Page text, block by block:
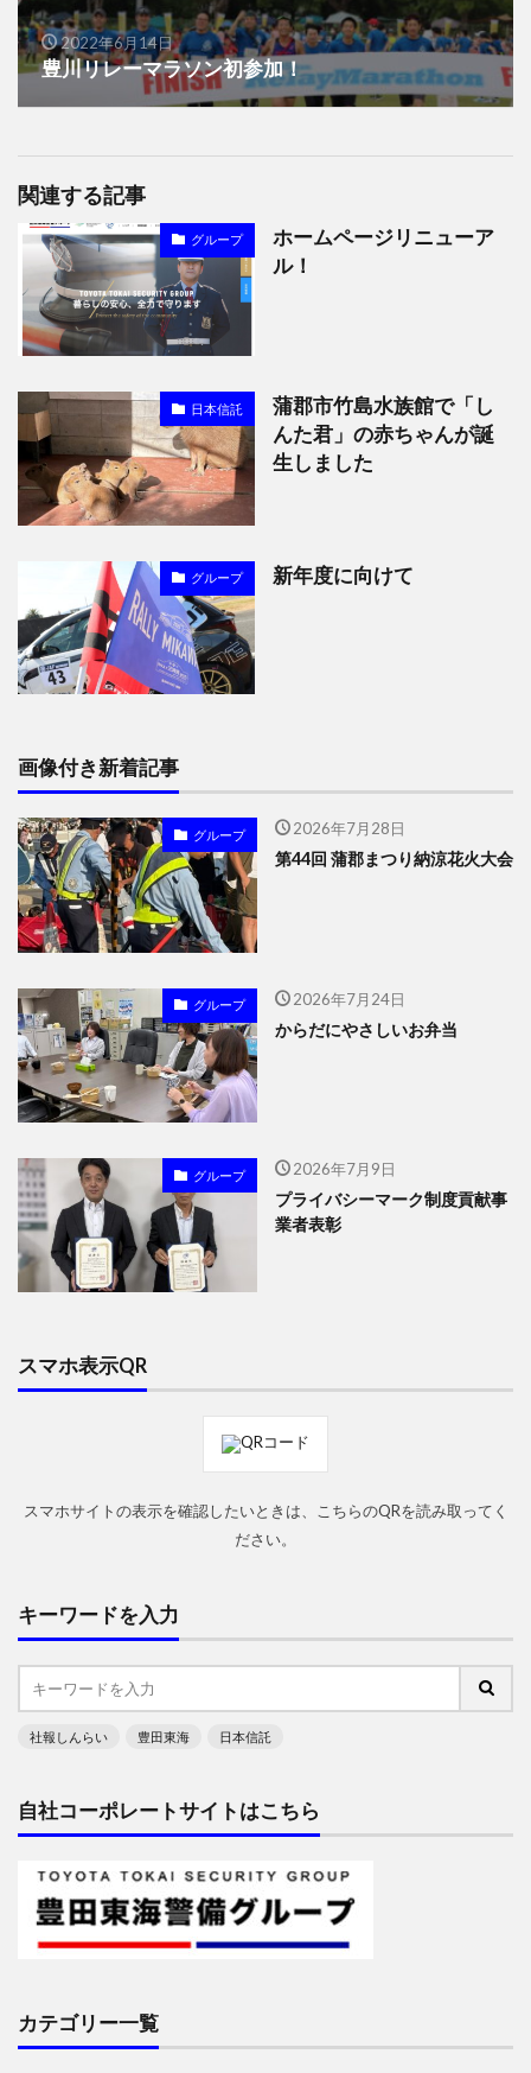
2022年6月14日
豊川リレーマラソン初参加！
関連する記事
グループ
ホームページリニューア
ル！
日本信託
蒲郡市竹島水族館で「し
んた君」の赤ちゃんが誕
生しました
グループ 新年度に向けて
画像付き新着記事
グループ 2026年7月28日
第44回 蒲郡まつり納涼花火大会
グループ 2026年7月24日
からだにやさしいお弁当
グループ 2026年7月9日
プライバシーマーク制度貢献事
業者表彰
スマホ表示QR
スマホサイトの表示を確認したいときは、こちらのQRを読み取ってく
ださい。
キーワードを入力
社報しんらい 豊田東海 日本信託
自社コーポレートサイトはこちら
カテゴリー一覧